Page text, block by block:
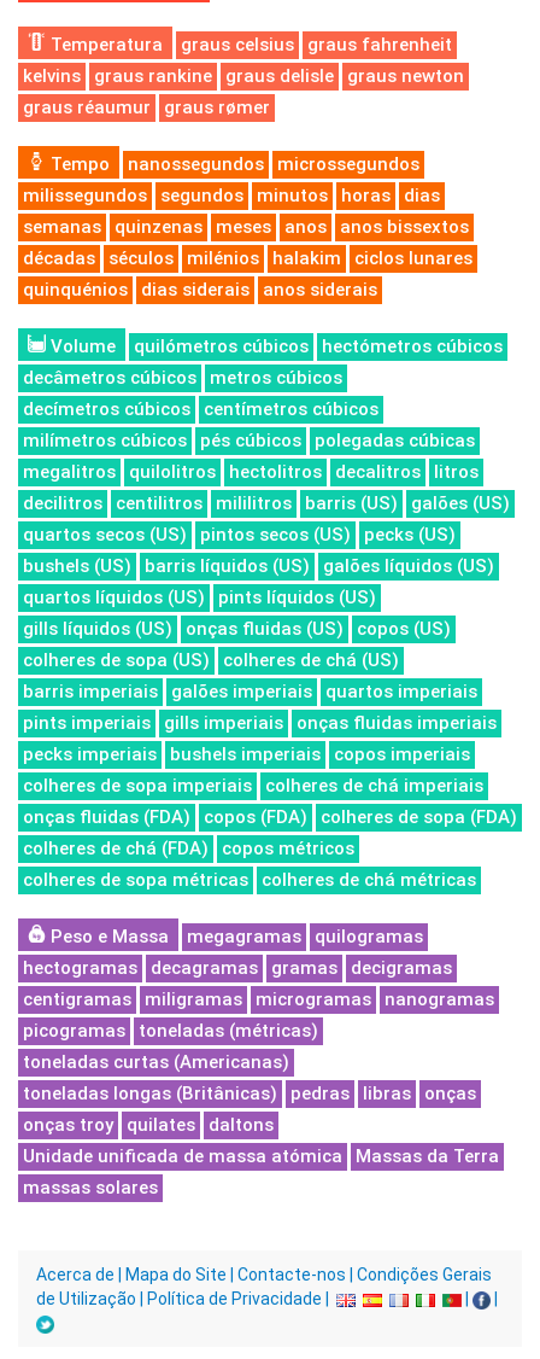
Temperatura graus celsius
graus fahrenheit
kelvins
graus rankine graus delisle
graus newton
graus réaumur
graus rømer
Tempo nanossegundos
microssegundos
milissegundos
segundos minutos horas
dias
semanas
quinzenas meses anos
anos bissextos
décadas
séculos milénios halakim
ciclos lunares
quinquénios
dias siderais anos siderais
Volume quilómetros cúbicos
hectómetros cúbicos
decâmetros cúbicos
metros cúbicos
decímetros cúbicos
centímetros cúbicos
milímetros cúbicos
pés cúbicos
polegadas cúbicas
megalitros
quilolitros hectolitros decalitros
litros
decilitros
centilitros mililitros barris (US)
galões (US)
quartos secos (US)
pintos secos (US)
pecks (US)
bushels (US)
barris líquidos (US)
galões líquidos (US)
quartos líquidos (US)
pints líquidos (US)
gills líquidos (US)
onças fluidas (US)
copos (US)
colheres de sopa (US)
colheres de chá (US)
barris imperiais
galões imperiais
quartos imperiais
pints imperiais
gills imperiais
onças fluidas imperiais
pecks imperiais
bushels imperiais
copos imperiais
colheres de sopa imperiais
colheres de chá imperiais
onças fluidas (FDA)
copos (FDA)
colheres de sopa (FDA)
colheres de chá (FDA)
copos métricos
colheres de sopa métricas
colheres de chá métricas
Peso e Massa megagramas
quilogramas
hectogramas
decagramas gramas
decigramas
centigramas
miligramas microgramas
nanogramas
picogramas
toneladas (métricas)
toneladas curtas (Americanas)
toneladas longas (Britânicas)
pedras libras
onças
onças troy
quilates
daltons
Unidade unificada de massa atómica
Massas da Terra
massas solares
Acerca de Mapa do Site Contacte-nos
Condições Gerais
de Utilização
Política de Privacidade